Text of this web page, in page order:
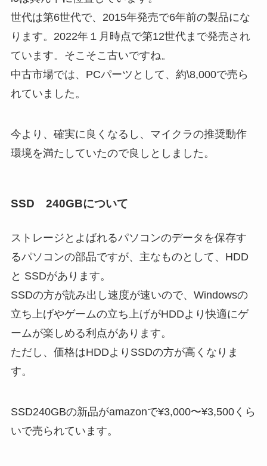
世代は第6世代で、2015年発売で6年前の製品にな
ります。2022年１月時点で第12世代まで発売され
ています。そこそこ古いですね。
中古市場では、PCパーツとして、約\8,000で売ら
れていました。
今より、確実に良くなるし、マイクラの推奨動作
環境を満たしていたので良しとしました。
SSD 240GBについて
ストレージとよばれるパソコンのデータを保存す
るパソコンの部品ですが、主なものとして、HDD
と SSDがあります。
SSDの方が読み出し速度が速いので、Windowsの
立ち上げやゲームの立ち上げがHDDより快適にゲ
ームが楽しめる利点があります。
ただし、価格はHDDよりSSDの方が高くなりま
す。
SSD240GBの新品がamazonで¥3,000〜¥3,500くら
いで売られています。